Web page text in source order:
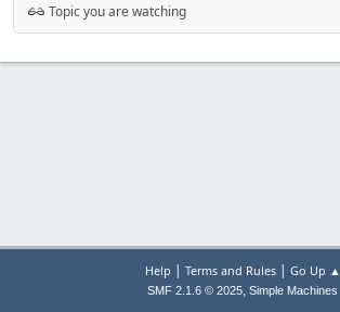
Topic you are watching
Help | Terms and Rules| Go Up ▲
SMF 2.1.6 © 2025, Simple Machines